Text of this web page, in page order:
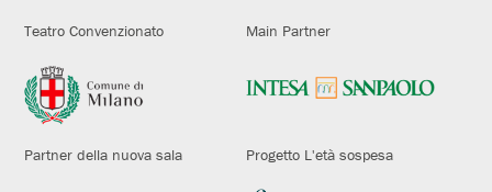
Teatro Convenzionato Main Partner
Partner della nuova sala Progetto L'età sospesa